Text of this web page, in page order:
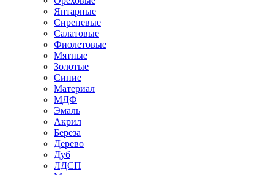
Янтарные
Сиреневые
Салатовые
Фиолетовые
Мятные
Золотые
Синие
Материал
МДФ
Эмаль
Акрил
Береза
Дерево
Дуб
ЛДСП